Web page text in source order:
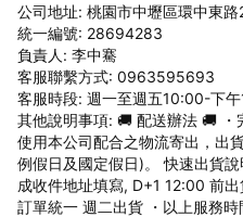
公司地址: 桃園市中壢區環中東
統一編號: 28694283
負責人: 李中騫
客服聯繫方式: 0963595693
客服時段: 週一至週五10:00-下
其他說明事項: 🚚 配送辦法 🚚
使用本公司配合之物流寄出，出
例假日及國定假日)。 快速出貨
成收件地址填寫, D+1 12:00 前
訂單統一 週二出貨 ・以上服務